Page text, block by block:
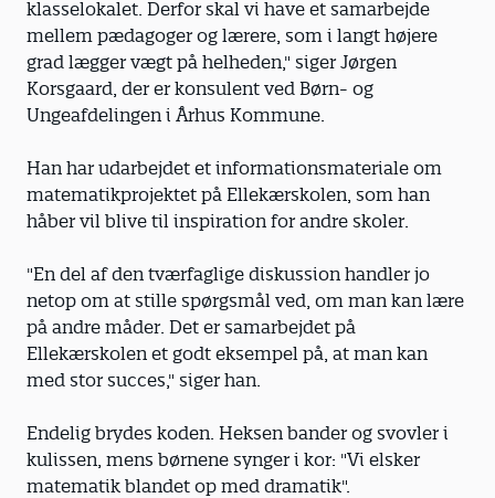
klasselokalet. Derfor skal vi have et samarbejde
mellem pædagoger og lærere, som i langt højere
grad lægger vægt på helheden," siger Jørgen
Korsgaard, der er konsulent ved Børn- og
Ungeafdelingen i Århus Kommune.
Han har udarbejdet et informationsmateriale om
matematikprojektet på Ellekærskolen, som han
håber vil blive til inspiration for andre skoler.
"En del af den tværfaglige diskussion handler jo
netop om at stille spørgsmål ved, om man kan lære
på andre måder. Det er samarbejdet på
Ellekærskolen et godt eksempel på, at man kan
med stor succes," siger han.
Endelig brydes koden. Heksen bander og svovler i
kulissen, mens børnene synger i kor: "Vi elsker
matematik blandet op med dramatik".